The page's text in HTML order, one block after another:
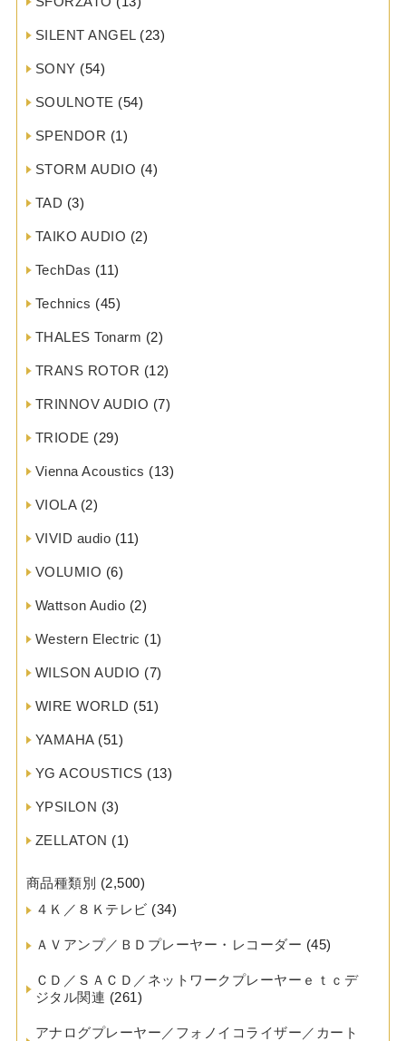
SILENT ANGEL(23)
SONY (54)
SOULNOTE (54)
SPENDOR (1)
STORM AUDIO (4)
TAD (3)
TAIKO AUDIO (2)
TechDas (11)
Technics (45)
THALES Tonarm (2)
TRANS ROTOR (12)
TRINNOV AUDIO (7)
TRIODE (29)
Vienna Acoustics (13)
VIOLA(2)
VIVID audio (11)
VOLUMIO (6)
Wattson Audio (2)
Western Electric (1)
WILSON AUDIO (7)
WIRE WORLD (51)
YAMAHA(51)
YG ACOUSTICS (13)
YPSILON (3)
ZELLATON (1)
商品種類別 (2,500)
４Ｋ／８Ｋテレビ (34)
ＡＶアンプ／ＢＤプレーヤー・レコーダー (45)
ＣＤ／ＳＡＣＤ／ネットワークプレーヤーｅｔｃデ
ジタル関連 (261)
アナログプレーヤー／フォノイコライザー／カート